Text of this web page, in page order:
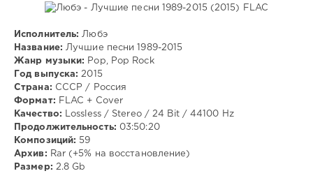
Музыка
VANGOG19
Rock
Исполнитель: Любэ
Название: Лучшие песни 1989-2015
Жанр музыки:
Pop, Pop Rock
Год выпуска: 2015
Страна: СССР / Россия
Формат: FLAC + Cover
Качество: Lossless / Stereo / 24 Bit / 44100 Hz
Продолжительность: 03:50:20
Композиций: 59
Архив: Rar (+5% на восстановление)
Размер: 2.8 Gb